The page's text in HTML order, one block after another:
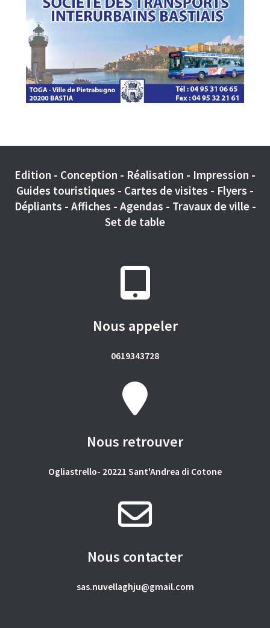
Edition - Conception - Réalisation - Impression -
Guides touristiques - Cartes de visites - Flyers -
Dépliants - Affiches - Agendas - Travaux de ville -
Set de table
Nous appeler
0619343728
Nous retrouver
Ogliastrello- 20221 Sant'Andrea di Cotone
Nous contacter
sas.nuvellaghju@gmail.com